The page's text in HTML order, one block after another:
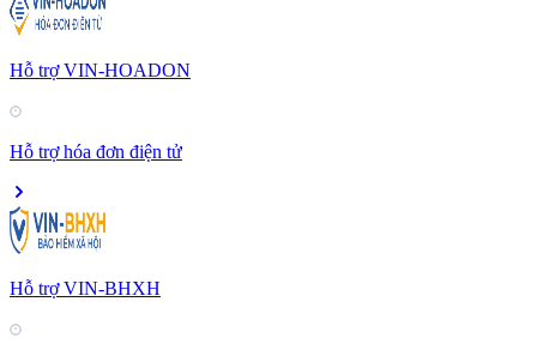
Hỗ trợ VIN-HOADON
Hỗ trợ hóa đơn điện tử
Hỗ trợ VIN-BHXH